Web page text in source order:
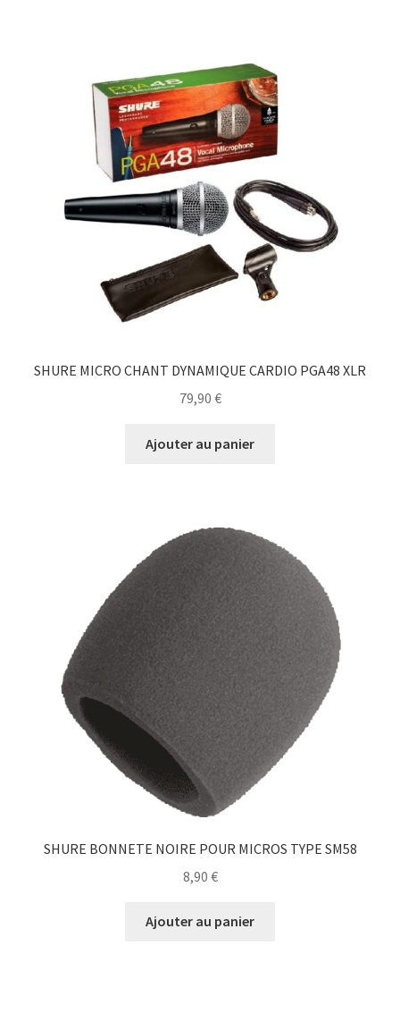
SHURE MICRO CHANT DYNAMIQUE CARDIO PGA48 XLR
79,90 €
Ajouter au panier
SHURE BONNETE NOIRE POUR MICROS TYPE SM58
8,90 €
Ajouter au panier